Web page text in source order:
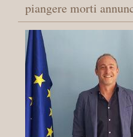
piangere morti